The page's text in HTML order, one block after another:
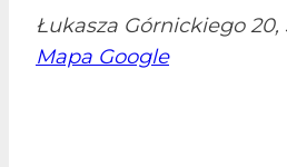
Łukasza Górnickiego 20,
Mapa Google